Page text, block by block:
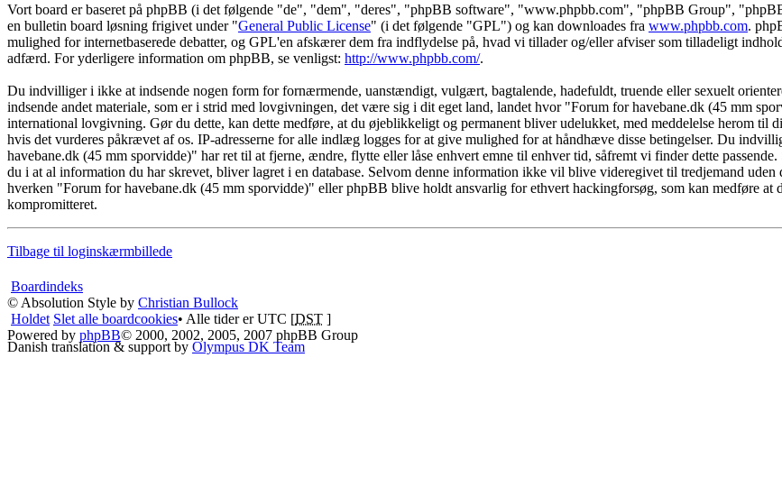
Vort board er baseret på phpBB (i det følgende "de", "dem", "deres", "phpBB software", "www.phpbb.com", "phpBB Group",
en bulletin board løsning frigivet under "General Public License" (i det følgende "GPL") og kan downloades fra www.phpbb.com.
mulighed for internetbaserede debatter, og GPL'en afskærer dem fra indflydelse på, hvad vi tillader og/eller afviser som tilladeligt
adfærd. For yderligere information om phpBB, se venligst: http://www.phpbb.com/.
Du indvilliger i ikke at indsende nogen form for fornærmende, uanstændigt, vulgært, bagtalende, hadefuldt, truende eller sexuelt
indsende andet materiale, som er i strid med lovgivningen, det være sig i dit eget land, landet hvor "Forum for havebane.dk (45 mm
international lovgivning. Gør du dette, kan dette medføre, at du øjeblikkeligt og permanent bliver udelukket, med meddelelse herom til
hvis det vurderes påkrævet af os. IP-adresserne for alle indlæg logges for at give mulighed for at håndhæve disse betingelser. Du
havebane.dk (45 mm sporvidde)" har ret til at fjerne, ændre, flytte eller låse enhvert emne til enhver tid, såfremt vi finder dette
du i at al information du har skrevet, bliver lagret i en database. Selvom denne information ikke vil blive videregivet til tredjemand uden
hverken "Forum for havebane.dk (45 mm sporvidde)" eller phpBB blive holdt ansvarlig for ethvert hackingforsøg, som kan medføre at
kompromitteret.
Tilbage til loginskærmbillede
Boardindeks
© Absolution Style by Christian Bullock
Holdet Slet alle boardcookies• Alle tider er UTC [DST ]
Powered by phpBB© 2000, 2002, 2005, 2007 phpBB Group
Danish translation & support by Olympus DK Team